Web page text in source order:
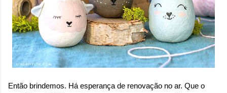
Então brindemos. Há esperança de renovação no ar. Que o